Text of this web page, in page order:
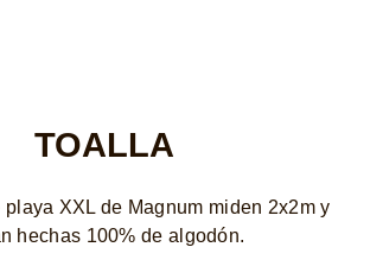
TOALLA
playa XXL de Magnum miden 2x2m y
hechas 100% de algodón.